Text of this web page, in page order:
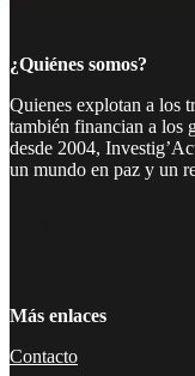
¿Quiénes somos?
Quienes explotan a los
también financian a los
desde 2004,
un mundo en paz y un
Más enlaces
Contacto